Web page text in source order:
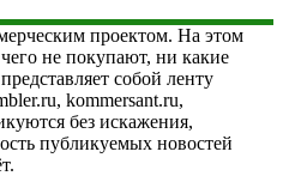
проектом. На этом
не покупают, ни какие
собой ленту
kommersant.ru,
без искажения,
публикуемых новостей